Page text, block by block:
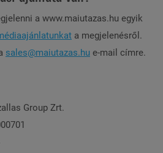
a www.maiutazas.hu egyik
a megjelenésről.
sales@maiutazas.hu e-mail címre.
Group Zrt.